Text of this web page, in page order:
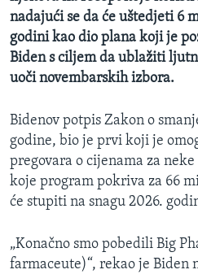
Jezici
nadajući se da će uštedjeti 6
godini kao dio plana koji je
Biden s ciljem da ublažiti
uoči novembarskih izbora.
Bidenov potpis Zakon o
godine, bio je prvi koji je
pregovara o cijenama za
koje program pokriva za 66
će stupiti na snagu 2026.
„Konačno smo pobedili Big
farmaceute)“, rekao je Biden